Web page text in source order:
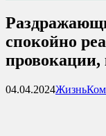
спокойно
провокации,
04.04.2024Жизнь